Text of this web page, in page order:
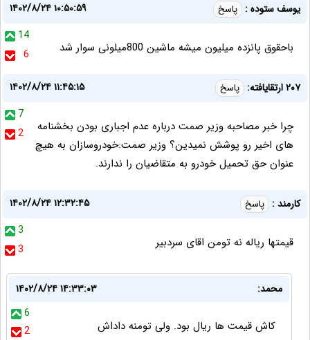
یوسف ستوده : پاسخ
۱۴۰۲/۸/۲۴ ۱۰:۵۰:۵۹
14
6
باحقوق پانزده میلیون میشه ماشین 800میلونی سوار شد
۲۰۷ ارتقایافته: پاسخ
۱۴۰۲/۸/۲۴ ۱۱:۴۵:۱۵
7
2
چرا خبر مصاحبه وزیر صمت درباره عدم اجباری بودن بخشنامه
های اخیر رو پوشش نمیدین؟ وزیر صمت:خودروسازان به هیچ
عنوان حق تحمیل خودرو به متقاضیان را ندارند.
کارمند : پاسخ
۱۴۰۲/۸/۲۴ ۱۲:۳۲:۴۵
3
3
قیمتها ریاله نه تومن اقای سردبیر
محمد:
۱۴۰۲/۸/۲۴ ۱۴:۳۳:۰۳
6
2
کاش قیمت ها ریال بود. ولی تومنه داداش